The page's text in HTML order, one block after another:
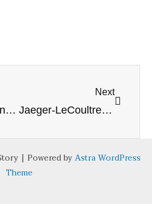
‘Watsons 27th Anniversary’ วัตสันจัดงานเฉลิมฉลองอย่างยิ่งใหญ่!
Next
Jaeger-LeCoultre พร้อมเปิดให้บริการ ณ ศูนย์การค้าสยามพารากอน
| Powered byAstra WordPress
Theme